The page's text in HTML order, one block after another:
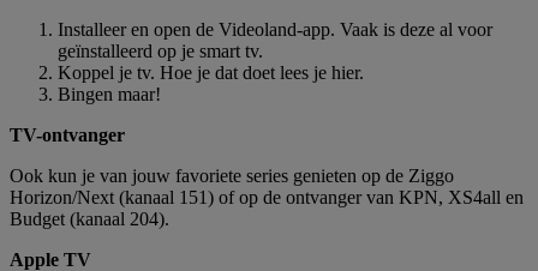
Installeer en open de Videoland-app. Vaak is deze al voor
geïnstalleerd op je smart tv.
Koppel je tv. Hoe je dat doet lees je hier.
Bingen maar!
TV-ontvanger
Ook kun je van jouw favoriete series genieten op de Ziggo
Horizon/Next (kanaal 151) of op de ontvanger van KPN, XS4all en
Budget (kanaal 204).
Apple TV